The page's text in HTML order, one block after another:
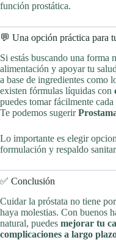
función prostática.
💬 Una opción práctica para
Si estás buscando una forma
alimentación y apoyar tu
a base de ingredientes como
existen fórmulas líquidas con
puedes tomar fácilmente
Te podemos sugerir
Lo importante es elegir
formulación y respaldo
✅ Conclusión
Cuidar la próstata no tiene
haya molestias. Con buenos
natural, puedes mejorar tu
complicaciones a largo